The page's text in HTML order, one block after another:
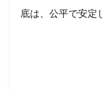
底は、公平で安定